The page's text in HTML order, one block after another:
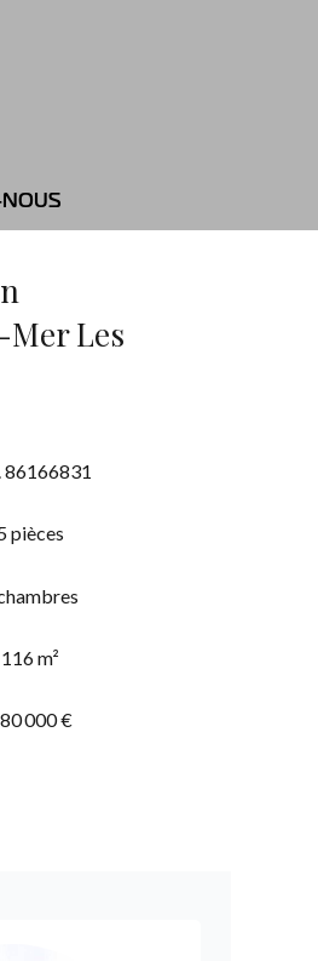
Les
86166831
pièces
116 m²
000 €